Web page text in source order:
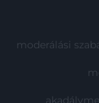
moderálási